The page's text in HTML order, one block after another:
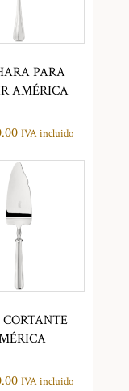
PARA
AMÉRICA
IVA incluido
IVA incluido